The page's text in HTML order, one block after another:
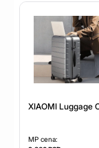
XIAOMI Luggage
MP cena: